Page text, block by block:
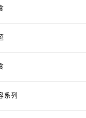
系列